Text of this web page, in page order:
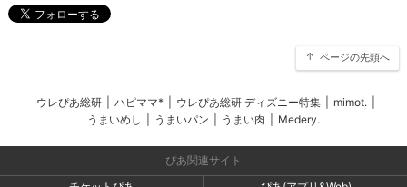
ページの先頭へ
ウレぴあ総研 ハピママ* ウレぴあ総研 ディズニー特集 mimot.
うまいめし
うまいパン うまい肉 Medery.
ぴあ関連サイト